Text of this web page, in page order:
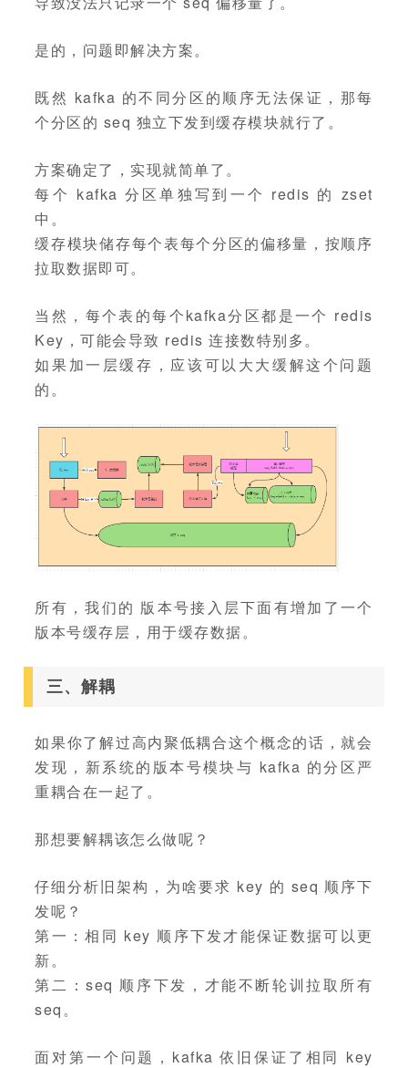
是的，问题即解决方案。
既然 kafka 的不同分区的顺序无法保证，那每
个分区的 seq 独立下发到缓存模块就行了。
方案确定了，实现就简单了。
每个 kafka 分区单独写到一个 redis 的 zset
中。
缓存模块储存每个表每个分区的偏移量，按顺序
拉取数据即可。
当然，每个表的每个kafka分区都是一个 redis
Key，可能会导致 redis 连接数特别多。
如果加一层缓存，应该可以大大缓解这个问题
的。
所有，我们的 版本号接入层下面有增加了一个
版本号缓存层，用于缓存数据。
三、解耦
如果你了解过高内聚低耦合这个概念的话，就会
发现，新系统的版本号模块与 kafka 的分区严
重耦合在一起了。
那想要解耦该怎么做呢？
仔细分析旧架构，为啥要求 key 的 seq 顺序下
发呢？
第一：相同 key 顺序下发才能保证数据可以更
新。
第二：seq 顺序下发，才能不断轮训拉取所有
seq。
面对第一个问题，kafka 依旧保证了相同 key